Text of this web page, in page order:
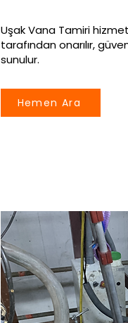
Uşak Vana Tamiri
tarafından onarılır,
sunulur.
Hemen Ara